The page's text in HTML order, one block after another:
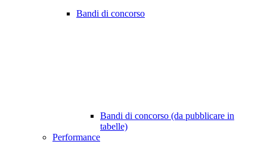
Bandi di concorso
Bandi di concorso (da pubblicare in
tabelle)
Performance